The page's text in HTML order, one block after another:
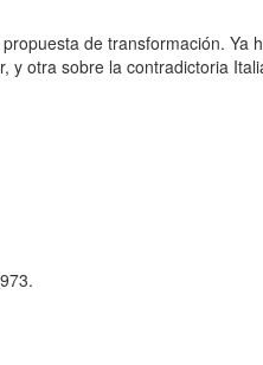
de transformación. Ya
otra sobre la contradictoria